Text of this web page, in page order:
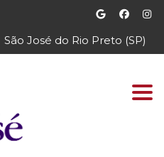
São José do Rio Preto (SP)